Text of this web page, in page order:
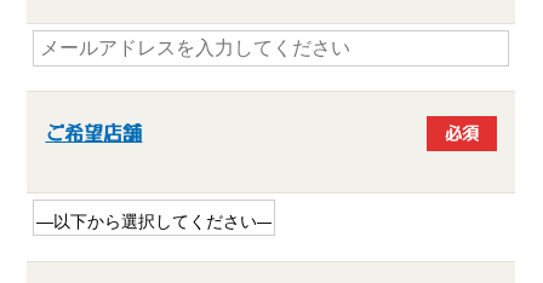
ご希望店舗 必須